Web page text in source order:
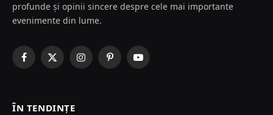
profunde și opinii sincere despre cele mai importante
evenimente din lume.
Facebook
X
InstagramPinterestYouTube
ÎN TENDINȚE